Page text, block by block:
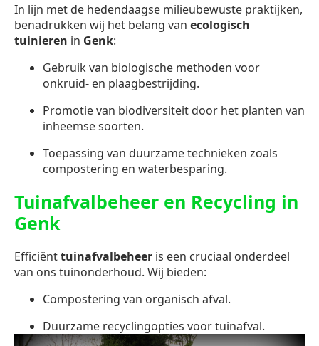
In lijn met de hedendaagse milieubewuste praktijken,
benadrukken wij het belang van ecologisch
tuinieren in Genk:
Gebruik van biologische methoden voor
onkruid- en plaagbestrijding.
Promotie van biodiversiteit door het planten van
inheemse soorten.
Toepassing van duurzame technieken zoals
compostering en waterbesparing.
Tuinafvalbeheer en Recycling in
Genk
Efficiënttuinafvalbeheer is een cruciaal onderdeel
van ons tuinonderhoud. Wij bieden:
Compostering van organisch afval.
Duurzame recyclingopties voor tuinafval.